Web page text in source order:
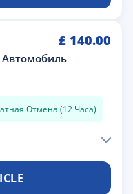
£ 140.00
Отмена (12 Часа)